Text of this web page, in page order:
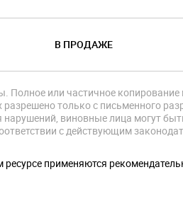
В ПРОДАЖЕ
Полное или частичное копирование
разрешено только с письменного
нарушений, виновные лица могут
с действующим
применяются